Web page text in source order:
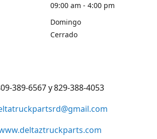
09:00 am - 4:00 pm
Domingo
Cerrado
389-6567 y 829-388-4053